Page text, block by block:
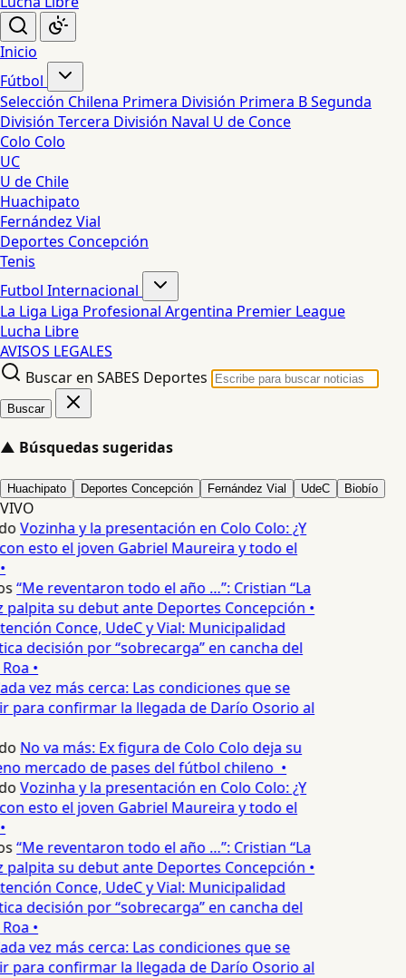
Inicio
Fútbol
Selección Chilena Primera División Primera BSegunda
División Tercera División Naval U de Conce
Colo Colo
UC
U de Chile
Huachipato
Fernández Vial
Deportes Concepción
Tenis
Futbol Internacional
La Liga Liga Profesional Argentina Premier League
Lucha Libre
AVISOS LEGALES
Buscar en SABES Deportes
Buscar
▲ Búsquedas sugeridas
Huachipato Deportes Concepción Fernández Vial UdeC Biobío
VIVO
Vozinha y la presentación en Colo Colo: ¿Y
esto el joven Gabriel Maureira y todo el
“Me reventaron todo el año …”: Cristian “La
su debut ante Deportes Concepción •
Conce, UdeC y Vial: Municipalidad
decisión por “sobrecarga” en cancha del
•
vez más cerca: Las condiciones que se
para confirmar la llegada de Darío Osorio al
No va más: Ex figura de Colo Colo deja su
mercado de pases del fútbol chileno •
Vozinha y la presentación en Colo Colo: ¿Y
esto el joven Gabriel Maureira y todo el
“Me reventaron todo el año …”: Cristian “La
su debut ante Deportes Concepción •
Conce, UdeC y Vial: Municipalidad
decisión por “sobrecarga” en cancha del
•
vez más cerca: Las condiciones que se
para confirmar la llegada de Darío Osorio al